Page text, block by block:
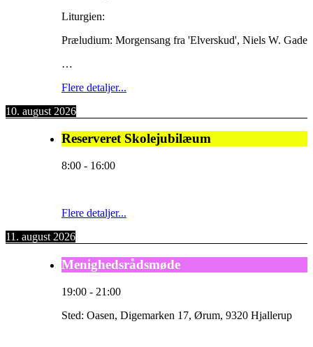
Liturgien:
Præludium: Morgensang fra 'Elverskud', Niels W. Gade
…
Flere detaljer...
10. august 2026
Reserveret Skolejubilæum
8:00 - 16:00
Flere detaljer...
11. august 2026
Menighedsrådsmøde
19:00 - 21:00
Sted: Oasen, Digemarken 17, Ørum, 9320 Hjallerup